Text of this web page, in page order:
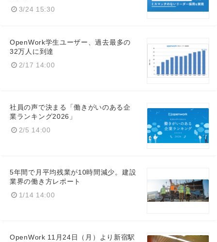
3/24 15:30
OpenWork学生ユーザー、過去最多の
32万人に到達
2/17 14:00
社員の声で決まる「働きがいのある企
業ランキング2026」
2/5 14:00
5年間で月平均残業が10時間減少。建設
業界の働き方レポート
1/14 14:00
OpenWork 11月24日（月）より新宿駅